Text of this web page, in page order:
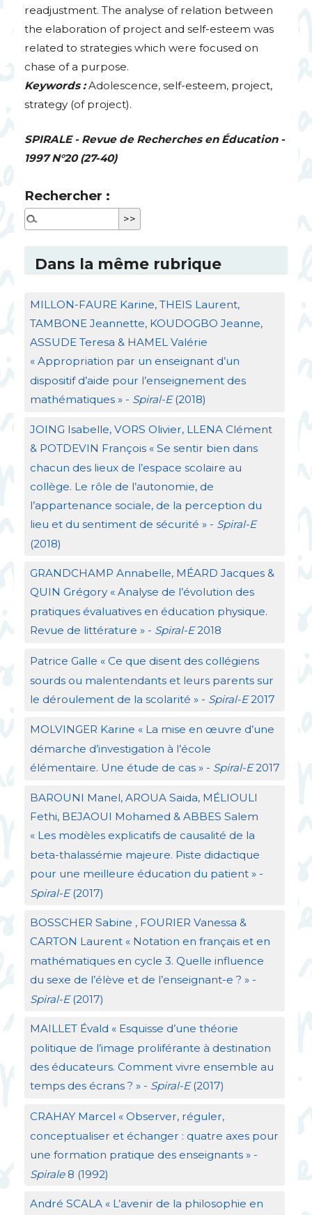
readjustment. The analyse of relation between
the elaboration of project and self-esteem was
related to strategies which were focused on
chase of a purpose.
Keywords : Adolescence, self-esteem, project,
strategy (of project).
SPIRALE- Revue de Recherches en Éducation -
1997 N°20 (27-40)
Rechercher :
Dans la même rubrique
MILLON-FAUREKarine, THEIS Laurent,
TAMBONEJeannette, KOUDOGBO Jeanne,
ASSUDETeresa & HAMELValérie
« Appropriation par un enseignant d’un
dispositif d’aide pour l’enseignement des
mathématiques » - Spiral-E(2018)
JOING Isabelle, VORS Olivier, LLENAClément
& POTDEVIN François « Se sentir bien dans
chacun des lieux de l’espace scolaire au
collège. Le rôle de l’autonomie, de
l’appartenance sociale, de la perception du
lieu et du sentiment de sécurité » - Spiral-E
(2018)
GRANDCHAMP Annabelle, MÉARD Jacques &
QUIN Grégory « Analyse de l’évolution des
pratiques évaluatives en éducation physique.
Revue de littérature » - Spiral-E2018
Patrice Galle « Ce que disent des collégiens
sourds ou malentendants et leurs parents sur
le déroulement de la scolarité » - Spiral-E2017
MOLVINGER Karine « La mise en œuvre d’une
démarche d’investigation à l’école
élémentaire. Une étude de cas » - Spiral-E2017
BAROUNI Manel, AROUASaida, MÉLIOULI
Fethi, BEJAOUI Mohamed & ABBES Salem
« Les modèles explicatifs de causalité de la
beta-thalassémie majeure. Piste didactique
pour une meilleure éducation du patient » -
Spiral-E(2017)
BOSSCHER Sabine , FOURIER Vanessa &
CARTON Laurent « Notation en français et en
mathématiques en cycle 3. Quelle influence
du sexe de l’élève et de l’enseignant-e ? » -
Spiral-E(2017)
MAILLETÉvald « Esquisse d’une théorie
politique de l’image proliférante à destination
des éducateurs. Comment vivre ensemble au
temps des écrans ? » - Spiral-E(2017)
CRAHAYMarcel « Observer, réguler,
conceptualiser et échanger : quatre axes pour
une formation pratique des enseignants » -
Spirale8 (1992)
André SCALA« L’avenir de la philosophie en